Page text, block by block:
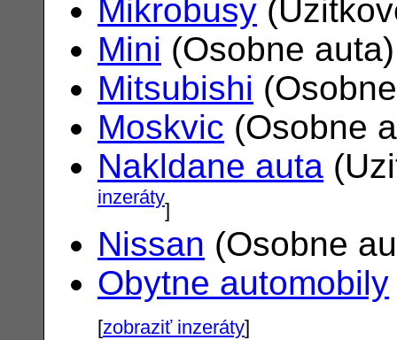
Mikrobusy
Mini (Osobne
Mitsubishi
Moskvic (Osobne
Nakldane auta
inzeráty]
Nissan (Osobne
Obytne automobily
[zobraziť inzeráty]